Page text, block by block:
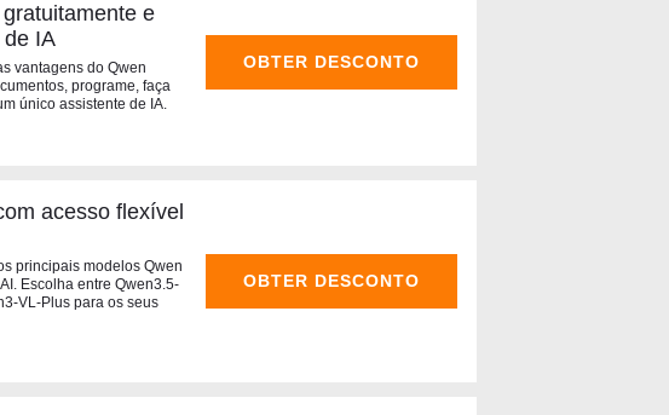
e
IA
vantagens do Qwen
programe, faça
único assistente de IA.
OBTER DESCONTO
acesso flexível
principais modelos Qwen
Escolha entre Qwen3.5-
VL-Plus para os seus
OBTER DESCONTO